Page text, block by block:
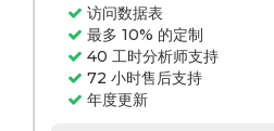
访问数据表
最多 10% 的定制
40 工时分析师支持
72 小时售后支持
年度更新